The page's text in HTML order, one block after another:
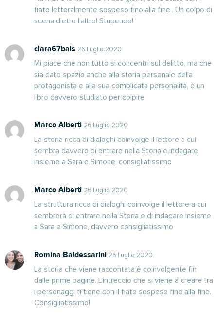
fiato letteralmente sospeso fino alla fine.. Un colpo di
scena dietro l’altro! Stupendo!
clara67bais 26 Luglio 2020
Mi piace che non tutto si concentri sul delitto, ma che
sia dato spazio anche alla storia personale della
protagonista e alla sua complicata personalità, è un
libro davvero studiato per colpire
Marco Alberti 26 Luglio 2020
La storia ricca di dialoghi coinvolge il lettore a cui
sembra davvero di entrare nella Storia e indagare
insieme a Sara e Simone, consigliatissimo
Marco Alberti 26 Luglio 2020
La struttura ricca di dialoghi coinvolge il lettore a cui
sembrerà di entrare nella Storia e di indagare insieme
a Sara e Simone, davvero consigliatissimo
Romina Baldessarini 26 Luglio 2020
La storia che viene raccontata è coinvolgente fin
dalle prime pagine. L’intreccio che si viene a creare tra
i personaggi ti tiene con il fiato sospeso fino alla fine.
Consigliatissimo!